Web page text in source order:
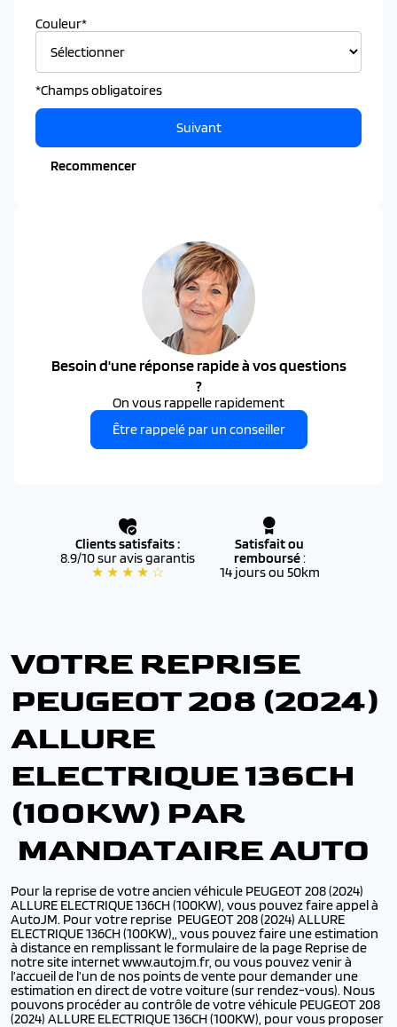
Couleur*
*Champs obligatoires
Recommencer
Suivant
Besoin d'une réponse rapide à vos questions
?
On vous rappelle rapidement
Être rappelé par un conseiller
Clients satisfaits :
8.9/10 sur avis garantis
★ ★ ★ ★ ☆
Satisfait ou
remboursé:
14 jours ou 50km
VOTRE REPRISE
PEUGEOT 208 (2024)
ALLURE
ELECTRIQUE 136CH
(100KW) PAR
MANDATAIRE AUTO
Pour la reprise de votre ancien véhicule PEUGEOT 208 (2024)
ALLURE ELECTRIQUE 136CH (100KW), vous pouvez faire appel à
AutoJM. Pour votre reprise PEUGEOT 208 (2024) ALLURE
ELECTRIQUE 136CH (100KW),, vous pouvez faire une estimation
à distance en remplissant le formulaire de la page Reprise de
notre site internet www.autojm.fr, ou vous pouvez venir à
l’accueil de l’un de nos points de vente pour demander une
estimation en direct de votre voiture (sur rendez-vous). Nous
pouvons procéder au contrôle de votre véhicule PEUGEOT 208
(2024) ALLURE ELECTRIQUE 136CH (100KW), pour vous proposer